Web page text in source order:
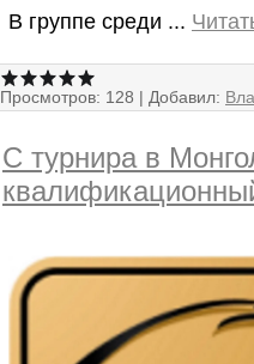
В группе среди ...
Просмотров: 128 | Добавил:
С турнира в